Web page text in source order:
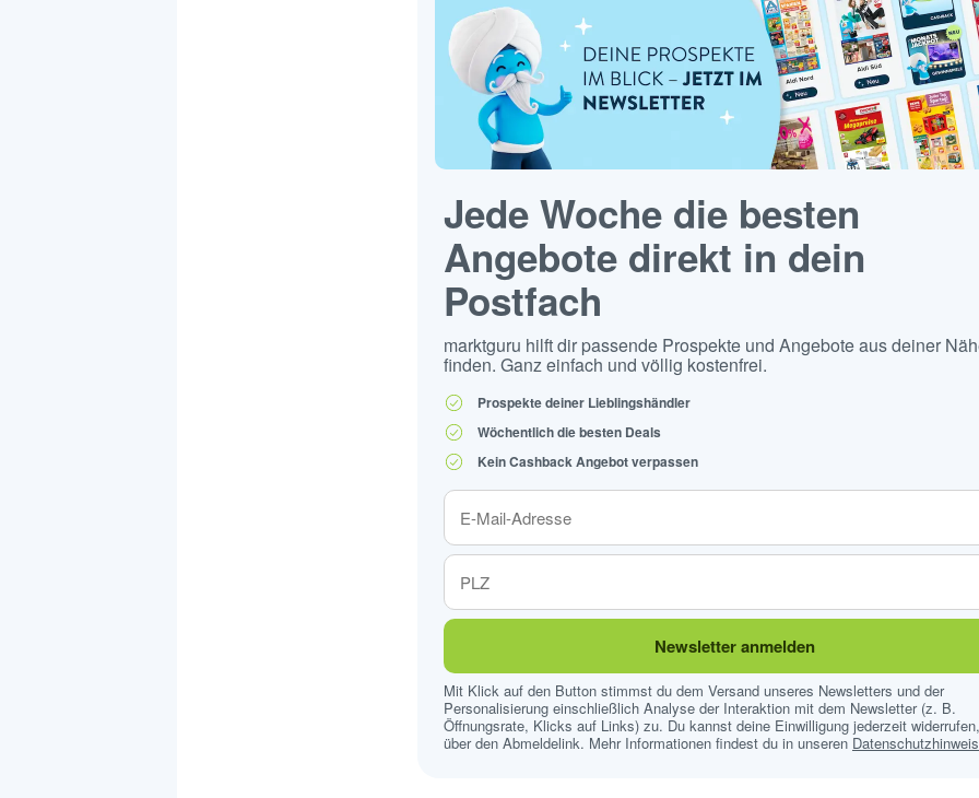
Jede Woche die besten
Angebote direkt in dein
Postfach
marktguru hilft dir passende Prospekte und Angebote aus deiner
finden. Ganz einfach und völlig kostenfrei.
Prospekte deiner Lieblingshändler
Wöchentlich die besten Deals
Kein Cashback Angebot verpassen
Newsletter anmelden
Mit Klick auf den Button stimmst du dem Versand unseres Newsletters und der
Personalisierung einschließlich Analyse der Interaktion mit dem Newsletter (z. B.
Öffnungsrate, Klicks auf Links) zu. Du kannst deine Einwilligung jederzeit
über den Abmeldelink. Mehr Informationen findest du in unseren